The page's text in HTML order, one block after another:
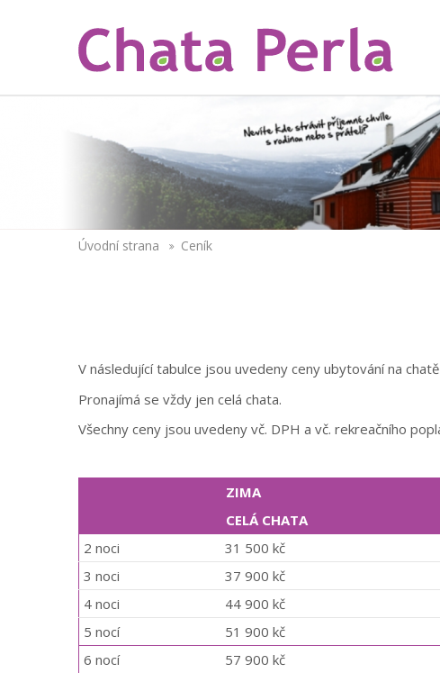
Úvodní strana Ceník
V následující tabulce jsou uvedeny ceny ubytování na
Pronajímá se vždy jen celá chata.
Všechny ceny jsou uvedeny vč. DPH a vč. rekreačního
ZIMA
CELÁ CHATA
2 noci
31 500 kč
3 noci
37 900 kč
4 noci
44 900 kč
5 nocí
51 900 kč
6 nocí
57 900 kč